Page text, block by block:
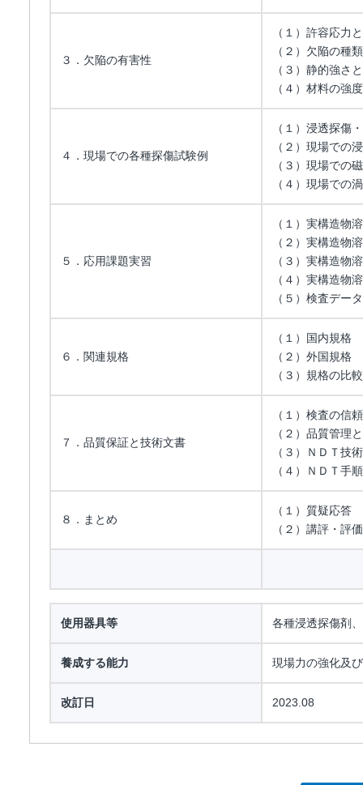
３．欠陥の有害性
（１）許容応力
（２）欠陥の種
（３）静的強さ
（４）材料の強
４．現場での各種探傷試験例
（１）浸透探傷
（２）現場での
（３）現場での
（４）現場での
５．応用課題実習
（１）実構造物
（２）実構造物
（３）実構造物
（４）実構造物
（５）検査デー
６．関連規格
（１）国内規格
（２）外国規格
（３）規格の比較
７．品質保証と技術文書
（１）検査の信
（２）品質管理
（３）ＮＤＴ技
（４）ＮＤＴ手
８．まとめ
（１）質疑応答
（２）講評・評価
使用器具等 各種浸透探傷剤
養成する能力 現場力の強化及
改訂日 2023.08